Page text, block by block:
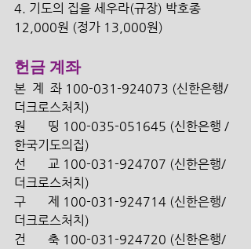
4. 기도의 집을 세우라(규장) 박호종
12,000원 (정가 13,000원)
헌금 계좌
본  계  좌 100-031-924073 (신한은행/
더크로스처치)
원       띵 100-035-051645 (신한은행 /
한국기도의집)
선       교 100-031-924707 (신한은행/
더크로스처치)
구       제 100-031-924714 (신한은행/
더크로스처치)
건       축 100-031-924720 (신한은행/